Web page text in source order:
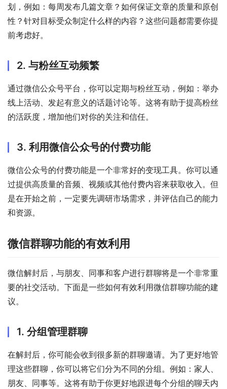
划，例如：每周发布几篇文章？如何保证文章的质量和原创
性？针对目标受众制定什么样的内容？这些问题都需要你提
前考虑好。
2. 与粉丝互动频繁
通过微信公众号平台，你可以定期与粉丝互动，例如：举办
线上活动、发起有意义的话题讨论等。这将有助于提高粉丝
的活跃度，增加他们对你的关注和信任。
3. 利用微信公众号的付费功能
微信公众号的付费功能是一个非常好的变现工具。你可以通
过提供高质量的音频、视频或其他付费内容来获取收入。但
是在开始之前，一定要先调研市场需求，并评估自己的能力
和资源。
微信群聊功能的有效利用
微信解封后，与朋友、同事和客户进行群聊将是一个非常重
要的社交活动。下面是一些如何有效利用微信群聊功能的建
议。
1. 分组管理群聊
在解封后，你可能会收到很多新的群聊邀请。为了更好地管
理这些群聊，你可以将它们分为不同的分组。例如：家人、
朋友、同事等。这将有助于你更好地跟进每个分组的聊天内